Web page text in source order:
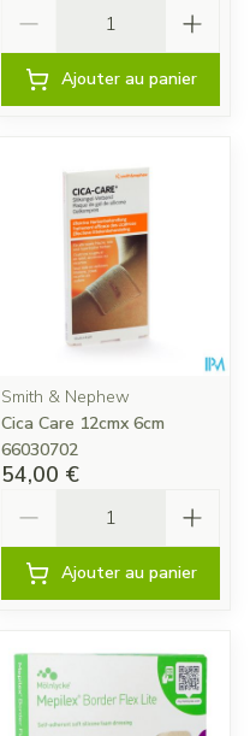
Ajouter au panier
Smith & Nephew
Cica Care 12cmx 6cm
66030702
54,00 €
Ajouter au panier